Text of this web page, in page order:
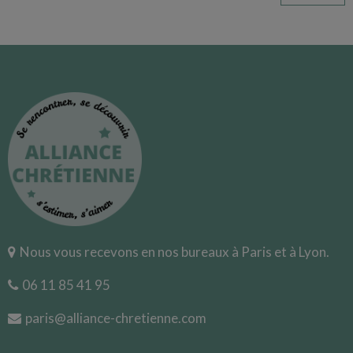
Nous vous recevons en nos bureaux à Paris et à Lyon.
06 11 85 41 95
paris@alliance-chretienne.com